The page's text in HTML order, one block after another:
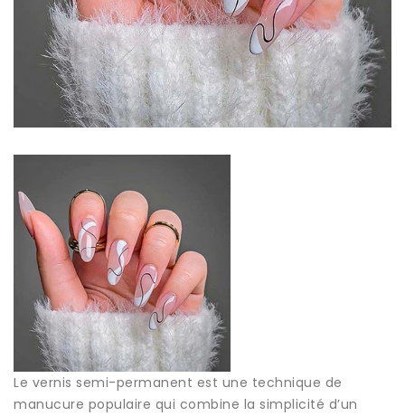
Le vernis semi-permanent est une technique de
manucure populaire qui combine la simplicité d’un